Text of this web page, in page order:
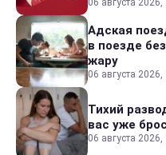
06 августа 2026,
Адская
в поезде
жару
06 августа 2026,
Тихий
вас уже
06 августа 2026,